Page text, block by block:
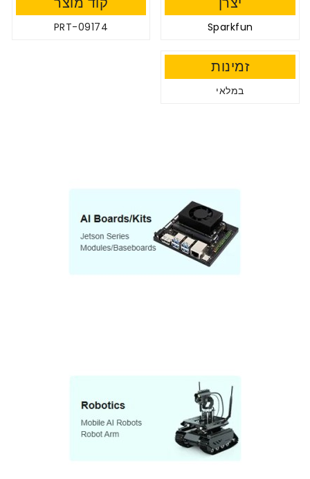
Sparkfun
PRT-09174
זמינות
במלאי